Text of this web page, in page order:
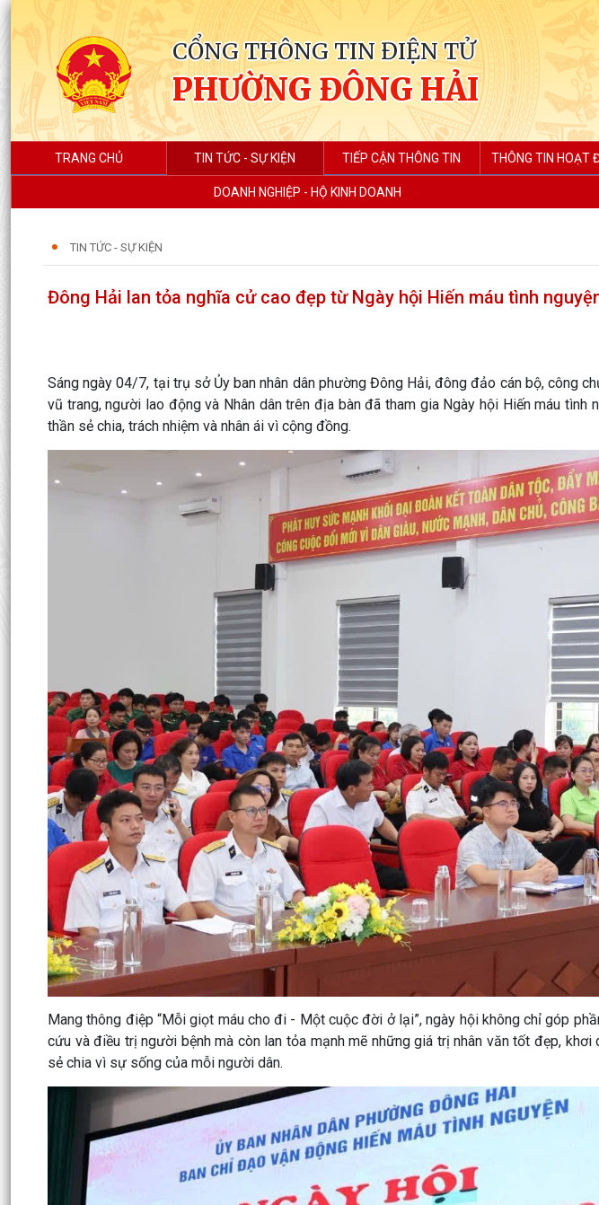
CỔNG THÔNG TIN ĐIỆN TỬ
PHƯỜNG ĐÔNG HẢI
TRANG CHỦ TIN TỨC - SỰ KIỆN TIẾP CẬN THÔNG TIN THÔNG TIN HOẠT
DOANH NGHIỆP - HỘ KINH DOANH
TIN TỨC - SỰ KIỆN
Đông Hải lan tỏa nghĩa cử cao đẹp từ Ngày hội Hiến máu tình
Sáng ngày 04/7, tại trụ sở Ủy ban nhân dân phường Đông Hải, đông đảo cán bộ, công
vũ trang, người lao động và Nhân dân trên địa bàn đã tham gia Ngày hội Hiến máu
thần sẻ chia, trách nhiệm và nhân ái vì cộng đồng.
Mang thông điệp “Mỗi giọt máu cho đi - Một cuộc đời ở lại”, ngày hội không chỉ góp
cứu và điều trị người bệnh mà còn lan tỏa mạnh mẽ những giá trị nhân văn tốt đẹp,
sẻ chia vì sự sống của mỗi người dân.